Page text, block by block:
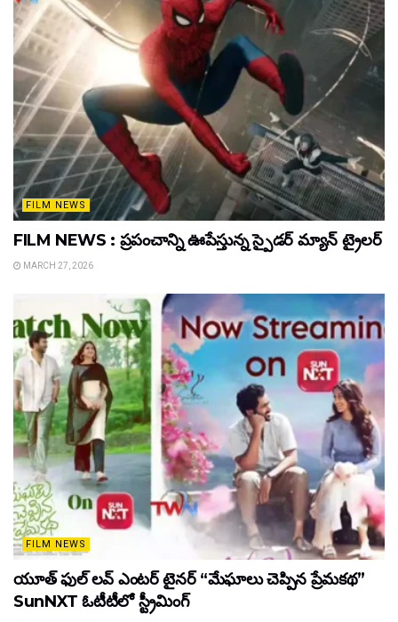
FILM NEWS
FILM NEWS : ప్రపంచాన్ని ఊపేస్తున్న స్పైడర్ మ్యాన్ ట్రైలర్
MARCH 27, 2026
FILM NEWS
యూత్ ఫుల్ లవ్ ఎంటర్ టైనర్ “మేఘాలు చెప్పిన ప్రేమకథ”
SunNXT ఓటీటీలో స్ట్రీమింగ్